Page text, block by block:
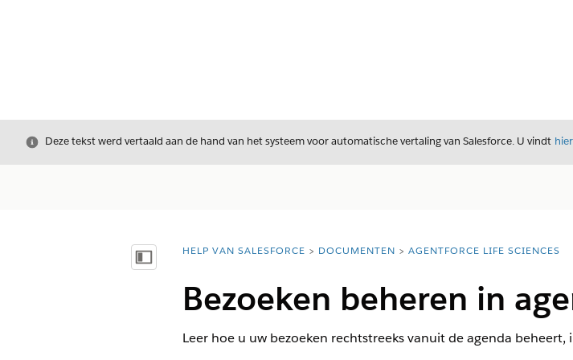
Sluiten
Deze tekst werd vertaald aan de hand van het systeem voor automatische vertaling van Salesforce. U vindt hier
Inhoudsopgave weergeven
U bent hier:
HELP VAN SALESFORCE DOCUMENTEN AGENTFORCE LIFE SCIENCES
Bezoeken beheren in
Leer hoe u uw bezoeken rechtstreeks vanuit de agenda